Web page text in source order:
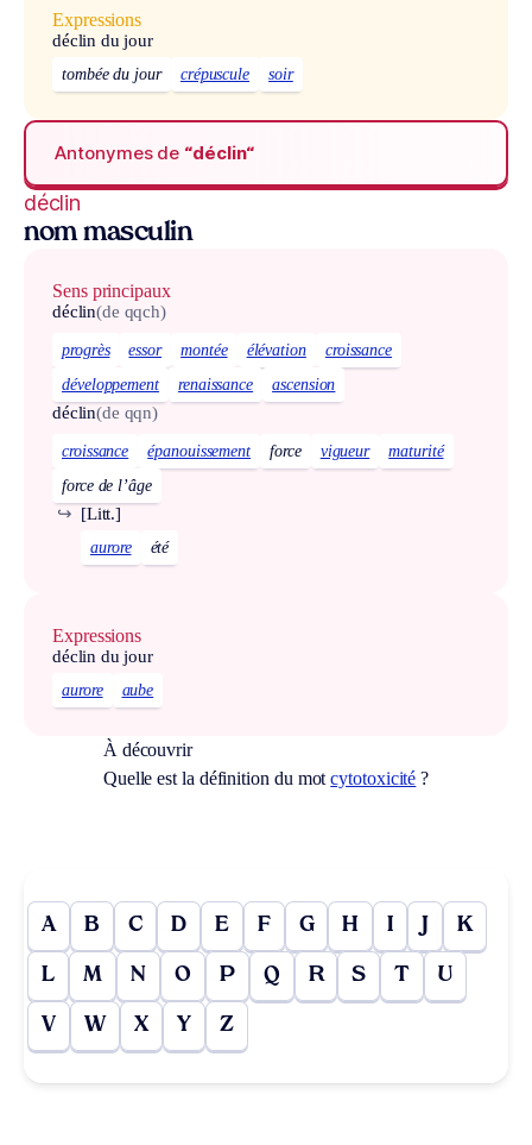
Expressions
déclin du jour
tombée du jour crépuscule soir
Antonymes de “déclin“
déclin
nom masculin
Sens principaux
déclin(de qqch)
progrès essor montée élévation
croissance
développement
renaissance ascension
déclin(de qqn)
croissance épanouissement force vigueur
maturité
force de l’âge
[Litt.]
↪
aurore été
Expressions
déclin du jour
aurore aube
À découvrir
Quelle est la définition du motcytotoxicité ?
A B C D E F G H I J K
L M N O P Q R S T U
V W X Y Z